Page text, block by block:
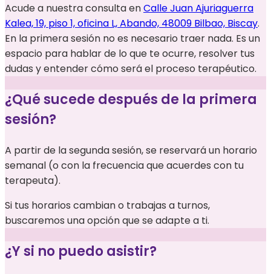
Acude a nuestra consulta enCalle Juan Ajuriaguerra
Kalea, 19, piso 1, oficina L, Abando, 48009 Bilbao, Biscay.
En la primera sesión no es necesario traer nada. Es un
espacio para hablar de lo que te ocurre, resolver tus
dudas y entender cómo será el proceso terapéutico.
¿Qué sucede después de la primera
sesión?
A partir de la segunda sesión, se reservará un horario
semanal (o con la frecuencia que acuerdes con tu
terapeuta).
Si tus horarios cambian o trabajas a turnos,
buscaremos una opción que se adapte a ti.
¿Y si no puedo asistir?